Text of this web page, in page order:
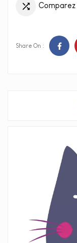

Share On :